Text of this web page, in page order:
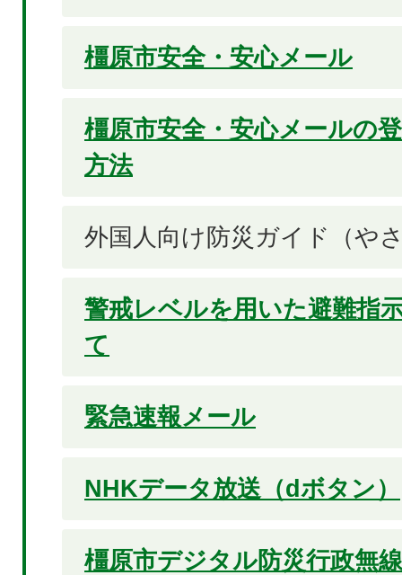
橿原市安全・安心メール
橿原市安全・安心メールの
方法
外国人向け防災ガイド（や
警戒レベルを用いた避難指
て
緊急速報メール
NHKデータ放送（dボタン）
橿原市デジタル防災行政無